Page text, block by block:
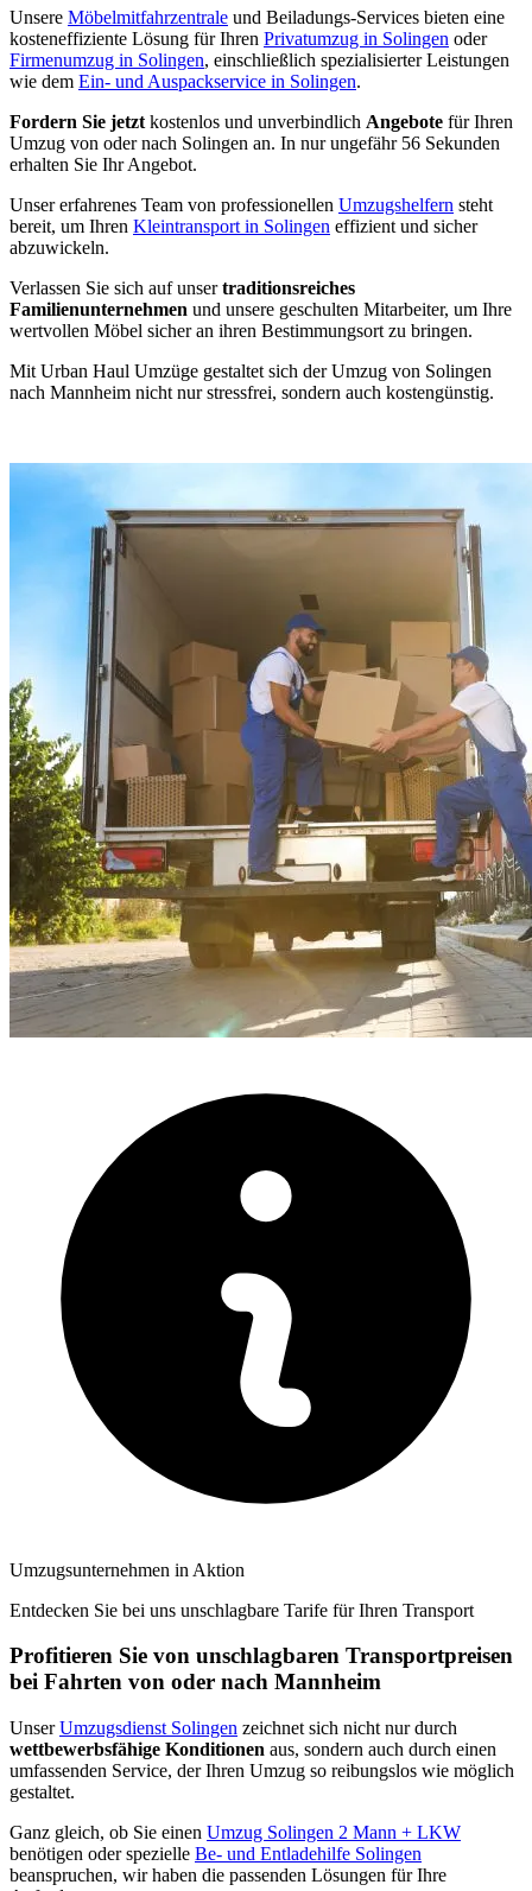
Unsere Möbelmitfahrzentrale und Beiladungs-Services bieten eine
kosteneffiziente Lösung für Ihren Privatumzug in Solingen oder
Firmenumzug in Solingen, einschließlich spezialisierter Leistungen
wie dem Ein- und Auspackservice in Solingen.
Fordern Sie jetzt kostenlos und unverbindlich Angebote für Ihren
Umzug von oder nach Solingen an. In nur ungefähr 56 Sekunden
erhalten Sie Ihr Angebot.
Unser erfahrenes Team von professionellen Umzugshelfern steht
bereit, um Ihren Kleintransport in Solingen effizient und sicher
abzuwickeln.
Verlassen Sie sich auf unsertraditionsreiches
Familienunternehmen und unsere geschulten Mitarbeiter, um Ihre
wertvollen Möbel sicher an ihren Bestimmungsort zu bringen.
Mit Urban Haul Umzüge gestaltet sich der Umzug von Solingen
nach Mannheim nicht nur stressfrei, sondern auch kostengünstig.
Umzugsunternehmen in Aktion
Entdecken Sie bei uns unschlagbare Tarife für Ihren Transport
Profitieren Sie von unschlagbaren Transportpreisen
bei Fahrten von oder nach Mannheim
UnserUmzugsdienst Solingen zeichnet sich nicht nur durch
wettbewerbsfähige Konditionen aus, sondern auch durch einen
umfassenden Service, der Ihren Umzug so reibungslos wie möglich
gestaltet.
Ganz gleich, ob Sie einen Umzug Solingen 2 Mann + LKW
benötigen oder spezielle Be- und Entladehilfe Solingen
beanspruchen, wir haben die passenden Lösungen für Ihre